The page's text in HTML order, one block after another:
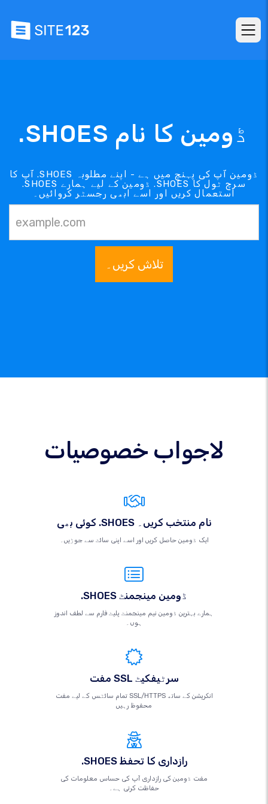
.SHOES ڈومین کا نام
آپ کا .SHOES ڈومین آپ کی پہنچ میں ہے - اپنے مطلوبہ
.SHOES ڈومین کے لیے ہمارے .SHOES سرچ ٹول کا
استعمال کریں اور اسے ابھی رجسٹر کروائیں۔
تلاش کریں۔
لاجواب خصوصیات
کوئی بھی .SHOES نام منتخب کریں۔
ایک ڈومین حاصل کریں اور اسے اپنی سائٹ سے جوڑیں۔
.SHOES ڈومین مینجمنٹ
ہمارے بہترین ڈومین نیم مینجمنٹ پلیٹ فارم سے لطف اندوز
ہوں۔
مفت SSL سرٹیفکیٹ
تمام سائٹس کے لیے مفت SSL/HTTPS انکرپشن کے ساتھ
محفوظ رہیں
.SHOES رازداری کا تحفظ
مفت ڈومین کی رازداری آپ کی حساس معلومات کی
حفاظت کرتی ہے۔